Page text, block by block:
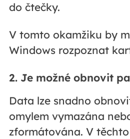
do čtečky.
V tomto okamžiku by
Windows rozpoznat
2. Je možné obnovit
Data lze snadno
omylem vymazána
zformátována. V